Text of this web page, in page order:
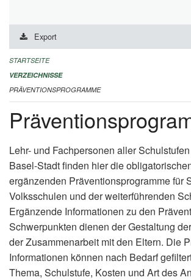
DURCHFÜHRUNG UND FINANZIERUNG
IMPRESSUM
Export
STARTSEITE
VERZEICHNISSE
PRÄVENTIONSPROGRAMME
Lehr- und Fachpersonen aller
Basel-Stadt finden hier die
ergänzenden Präventionsprogramme für
Volksschulen und der weiterführenden
Ergänzende Informationen zu den
Schwerpunkten dienen der Gestaltung
der Zusammenarbeit mit den Eltern. Die
Informationen können nach Bedarf
Thema, Schulstufe, Kosten und Art des